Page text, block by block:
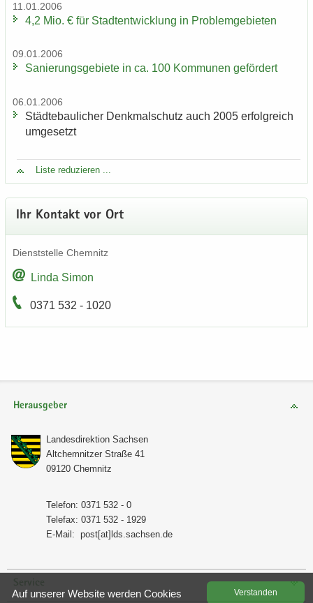
11.01.2006
4,2 Mio. € für Stadt­ent­wick­lung in Pro­blem­ge­bie­ten
09.01.2006
Sa­nie­rungs­ge­bie­te in ca. 100 Kom­mu­nen ge­för­dert
06.01.2006
Städ­te­bau­li­cher Denk­mal­schutz auch 2005 er­folg­reich
um­ge­setzt
Liste re­du­zie­ren ...
Ihr Kon­takt vor Ort
Dienst­stel­le Chem­nitz
Linda Simon
0371 532 - 1020
Herausgeber
Lan­des­di­rek­ti­on Sach­sen
Alt­chem­nit­zer Stra­ße 41
09120 Chem­nitz
Te­le­fon: 0371 532 - 0
Te­le­fax: 0371 532 - 1929
E-​Mail: post[at]lds.sach­sen.de
Ver­stan­den
Auf un­se­rer Web­site wer­den Coo­kies